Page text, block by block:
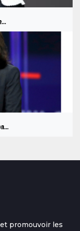
promouvoir les